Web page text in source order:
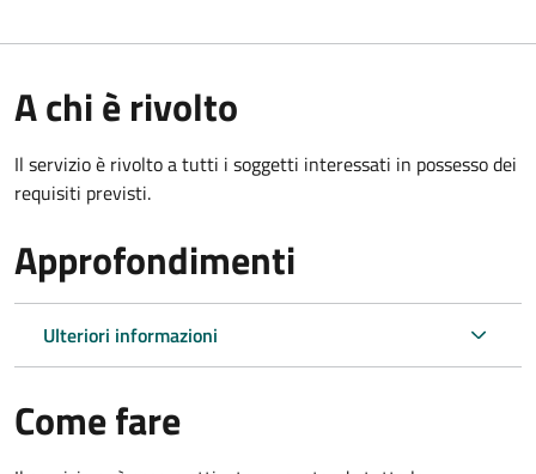
A chi è rivolto
Il servizio è rivolto a tutti i soggetti interessati in possesso dei
requisiti previsti.
Approfondimenti
Ulteriori informazioni
Come fare